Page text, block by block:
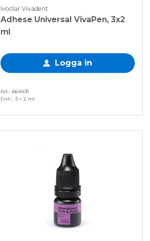
Ivoclar Vivadent
Adhese Universal VivaPen, 3x2
ml
Logga in
Art.
664505
Enh.
3 × 2 ml